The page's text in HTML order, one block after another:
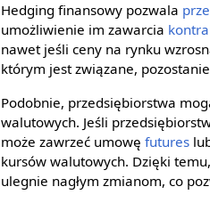
Hedging finansowy pozwala
umożliwienie im zawarcia
nawet jeśli ceny na rynku
którym jest związane, pozostanie
Podobnie, przedsiębiorstwa
walutowych. Jeśli
może zawrzeć umowęfutures
kursów walutowych. Dzięki
ulegnie nagłym zmianom, co